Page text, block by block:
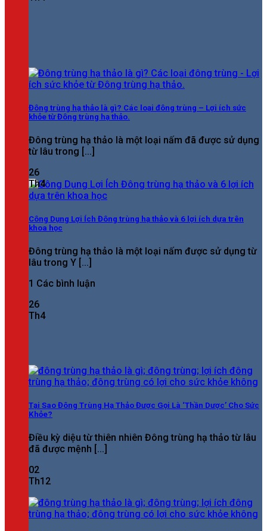
Công Dụng Lợi Ích Đông trùng hạ thảo và 6 lợi ích dựa trên
khoa học
Đông trùng hạ thảo là một loại nấm được sử dụng từ
lâu trong Y [...]
1 Các bình luận
26
Th4
Đông trùng hạ thảo là gì? Các loại đông trùng – Lợi ích sức
khỏe từ Đông trùng hạ thảo.
Đông trùng hạ thảo là một loại nấm đã được sử dụng
từ lâu trong [...]
26
Th4
Tại Sao Đông Trùng Hạ Thảo Được Gọi Là ‘Thần Dược’ Cho Sức
Khỏe?
Điều kỳ diệu từ thiên nhiên Đông trùng hạ thảo từ lâu
đã được mệnh [...]
02
Th12